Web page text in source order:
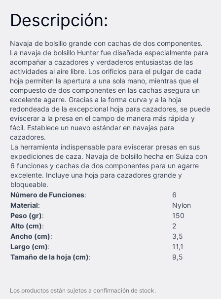
Descripción:
Navaja de bolsillo grande con cachas de dos componentes.
La navaja de bolsillo Hunter fue diseñada especialmente para
acompañar a cazadores y verdaderos entusiastas de las
actividades al aire libre. Los orificios para el pulgar de cada
hoja permiten la apertura a una sola mano, mientras que el
compuesto de dos componentes en las cachas asegura un
excelente agarre. Gracias a la forma curva y a la hoja
redondeada de la excepcional hoja para cazadores, se puede
eviscerar a la presa en el campo de manera más rápida y
fácil. Establece un nuevo estándar en navajas para
cazadores.
La herramienta indispensable para eviscerar presas en sus
expediciones de caza. Navaja de bolsillo hecha en Suiza con
6 funciones y cachas de dos componentes para un agarre
excelente. Incluye una hoja para cazadores grande y
bloqueable.
Número de Funciones:
6
Material:
Nylon
Peso (gr):
150
Alto (cm):
2
Ancho (cm):
3,5
Largo (cm):
11,1
Tamaño de la hoja (cm): 9,5
Los productos están sujetos a confirmación de stock.